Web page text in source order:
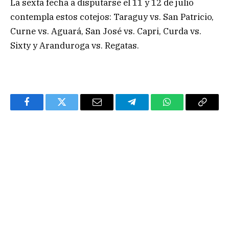
La sexta fecha a disputarse el 11 y 12 de julio
contempla estos cotejos: Taraguy vs. San Patricio,
Curne vs. Aguará, San José vs. Capri, Curda vs.
Sixty y Aranduroga vs. Regatas.
FacebookTwitter Email TelegramWhatsAppCopy